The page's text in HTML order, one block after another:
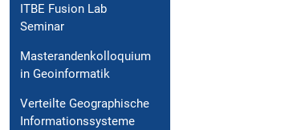
ITBE Fusion Lab
Seminar
Masterandenkolloquium
in Geoinformatik
Verteilte Geographische
Informationssysteme